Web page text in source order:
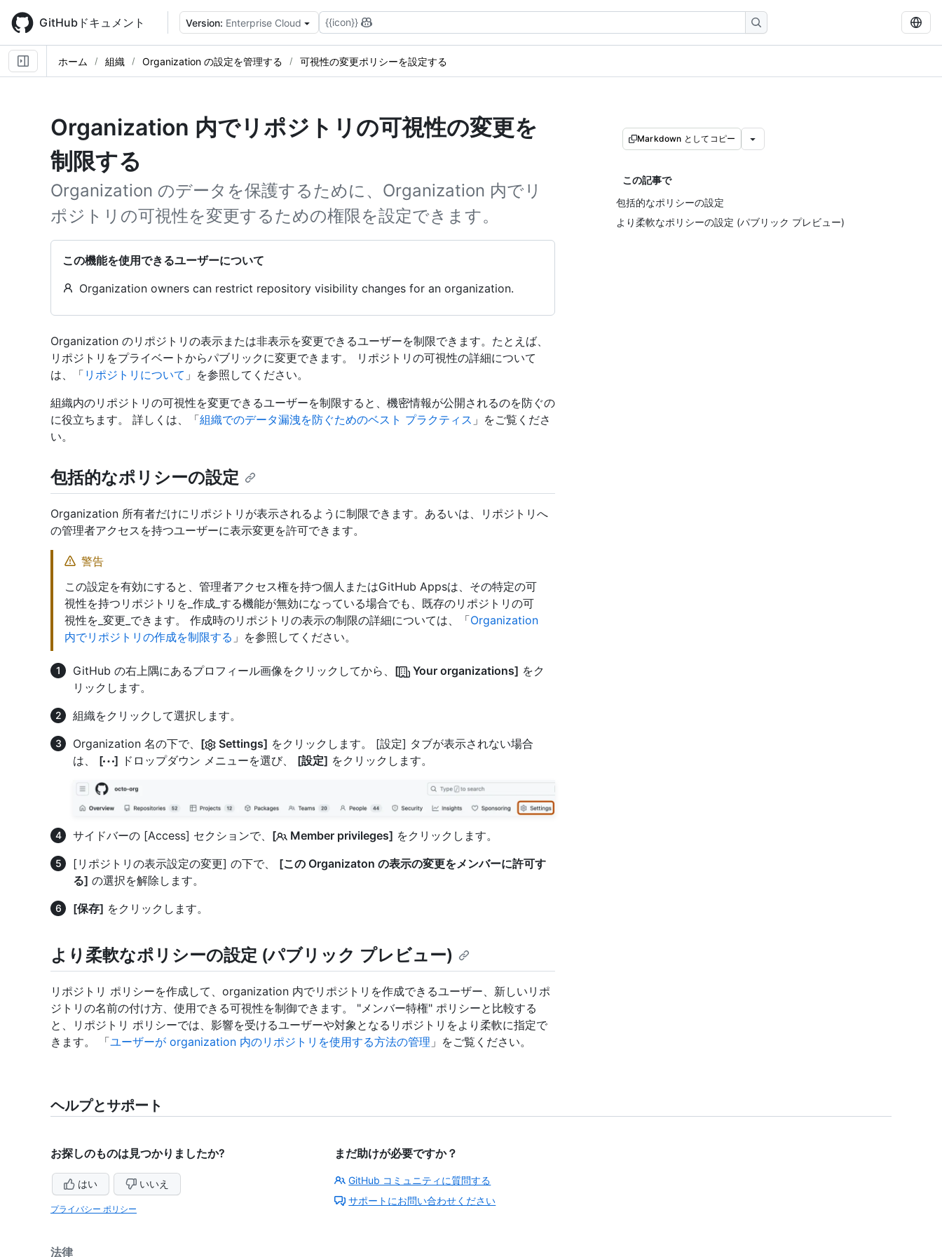
main
content
GitHubドキュメント Version: Enterprise Cloud {{icon}}
ホーム 組織 Organization の設定を管理する 可視性の変更ポリシーを設定する
Organization 内でリポジトリの可視性の変更を
制限する
Organization のデータを保護するために、Organization 内でリ
ポジトリの可視性を変更するための権限を設定できます。
この機能を使用できるユーザーについて
Organization owners can restrict repository visibility changes for an organization.
Markdown としてコピー
この記事で
包括的なポリシーの設定
より柔軟なポリシーの設定 (パブリック プレビュー)
Organization のリポジトリの表示または非表示を変更できるユーザーを制限できます。たとえば、
リポジトリをプライベートからパブリックに変更できます。 リポジトリの可視性の詳細について
は、「 リポジトリについて 」を参照してください。
組織内のリポジトリの可視性を変更できるユーザーを制限すると、機密情報が公開されるのを防ぐの
に役立ちます。 詳しくは、「組織でのデータ漏洩を防ぐためのベスト プラクティス 」をご覧くださ
い。
包括的なポリシーの設定
Organization 所有者だけにリポジトリが表示されるように制限できます。あるいは、リポジトリへ
の管理者アクセスを持つユーザーに表示変更を許可できます。
警告
この設定を有効にすると、管理者アクセス権を持つ個人またはGitHub Appsは、その特定の可
視性を持つリポジトリを_作成_する機能が無効になっている場合でも、既存のリポジトリの可
視性を_変更_できます。 作成時のリポジトリの表示の制限の詳細については、「Organization
内でリポジトリの作成を制限する 」を参照してください。
GitHub の右上隅にあるプロフィール画像をクリックしてから、 [ Your organizations] をク
リックします。
組織をクリックして選択します。
Organization 名の下で、 [ Settings] をクリックします。 [設定] タブが表示されない場合
は、 [ ] ドロップダウン メニューを選び、 [設定] をクリックします。
サイドバーの [Access] セクションで、 [ Member privileges] をクリックします。
[リポジトリの表示設定の変更] の下で、 [この Organizaton の表示の変更をメンバーに許可す
る] の選択を解除します。
[保存] をクリックします。
より柔軟なポリシーの設定 (パブリック プレビュー)
リポジトリ ポリシーを作成して、organization 内でリポジトリを作成できるユーザー、新しいリポ
ジトリの名前の付け方、使用できる可視性を制御できます。 "メンバー特権" ポリシーと比較する
と、リポジトリ ポリシーでは、影響を受けるユーザーや対象となるリポジトリをより柔軟に指定で
きます。 「ユーザーが organization 内のリポジトリを使用する方法の管理 」をご覧ください。
ヘルプとサポート
お探しのものは見つかりましたか?
はい いいえ
プライバシー ポリシー
まだ助けが必要ですか？
GitHub コミュニティに質問する
サポートにお問い合わせください
法律